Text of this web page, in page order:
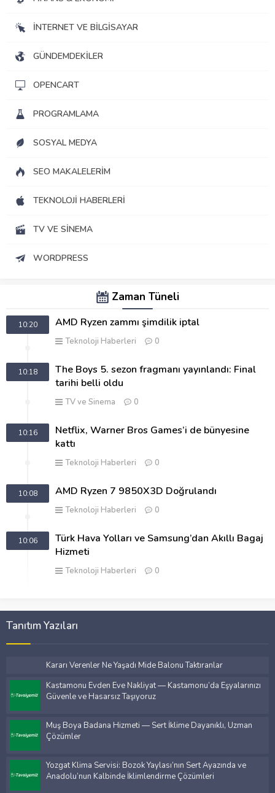
İNTERNET VE BILGISAYAR
GÜNDEMDEKILER
OPENCART
PROGRAMLAMA
SOSYAL MEDYA
SEO MAKALELERIM
TEKNOLOJI HABERLERI
TV VE SINEMA
WORDPRESS
Zaman Tüneli
10:20 AMD Ryzen zammı şimdilik iptal
Teknoloji Haberleri 0
10:18
The Boys 5. sezon fragmanı yayınlandı: Final
tarihi belli oldu
TV ve Sinema 0
10:16
Netflix, Warner Bros Games’i de bünyesine
kattı
Teknoloji Haberleri 0
10:08 AMD Ryzen 7 9850X3D Doğrulandı
Teknoloji Haberleri 0
10:06
Türk Hava Yolları ve Samsung’dan Akıllı Bagaj
Hizmeti
Teknoloji Haberleri 0
Tanıtım Yazıları
Kararı Verenler Ne Yaşadı Mide Balonu Taktıranlar
Kastamonu Evden Eve Nakliyat — Kastamonu’da Eşyalarınızı
Güvenle ve Hasarsız Taşıyoruz
Muş Boya Badana Hizmeti — Sert İklime Dayanıklı, Uzman
Çözümler
Yozgat Klima Servisi: Bozok Yaylası’nın Sert Ayazında ve
Anadolu’nun Kalbinde İklimlendirme Çözümleri